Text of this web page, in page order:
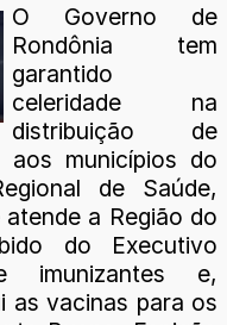
O Governo de
Rondônia tem
garantido
celeridade na
distribuição de
municípios do
de Saúde,
a Região do
do Executivo
imunizantes e,
as vacinas para os